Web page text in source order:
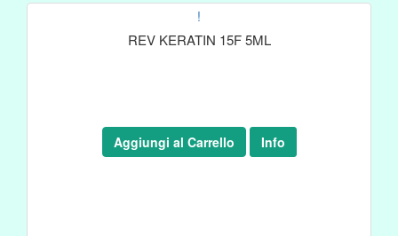
!
REV KERATIN 15F 5ML
Aggiungi al Carrello Info